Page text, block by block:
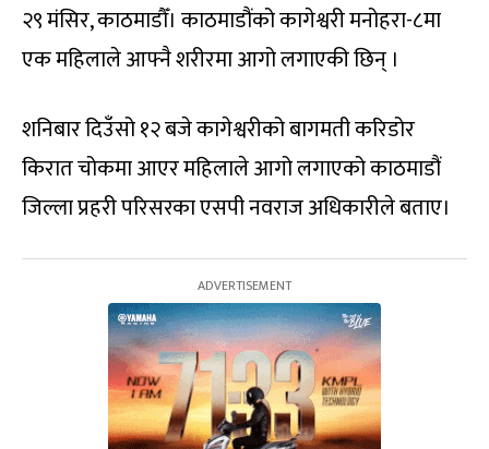
२९ मंसिर, काठमाडौँ। काठमाडौंको कागेश्वरी मनोहरा-८मा
एक महिलाले आफ्‍नै शरीरमा आगो लगाएकी छिन् ।
शनिबार दिउँसो १२ बजे कागेश्वरीको बागमती करिडोर
किरात चोकमा आएर महिलाले आगो लगाएको काठमाडौं
जिल्ला प्रहरी परिसरका एसपी नवराज अधिकारीले बताए।